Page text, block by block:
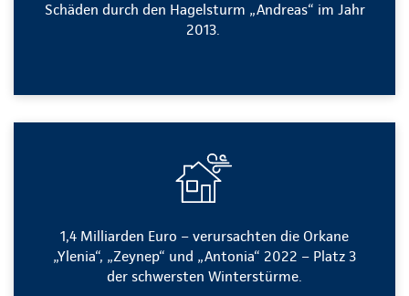
Schäden durch den Hagelsturm „Andreas“ im Jahr
2013.
1,4 Milliarden Euro – verursachten die Orkane
„Ylenia“, „Zeynep“ und „Antonia“ 2022 – Platz 3
der schwersten Winterstürme.